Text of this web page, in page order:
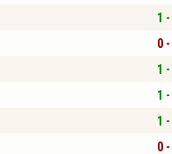
1
0
1
1
1
0